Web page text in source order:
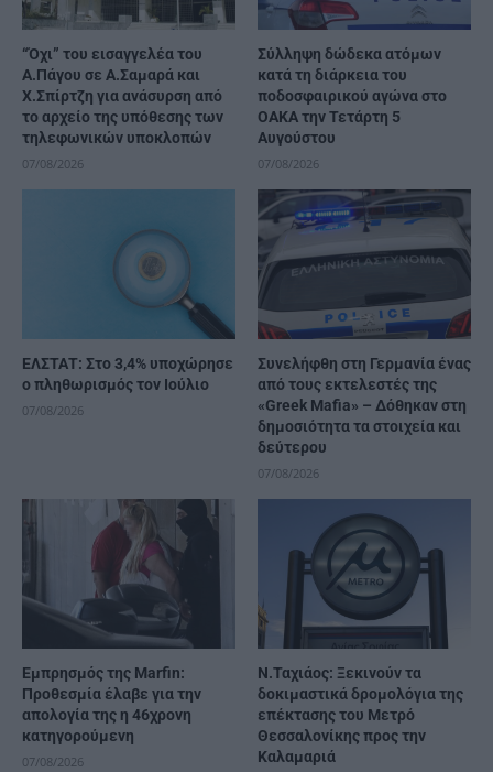
“Όχι” του εισαγγελέα του
Α.Πάγου σε Α.Σαμαρά και
Χ.Σπίρτζη για ανάσυρση από
το αρχείο της υπόθεσης των
τηλεφωνικών υποκλοπών
07/08/2026
Σύλληψη δώδεκα ατόμων
κατά τη διάρκεια του
ποδοσφαιρικού αγώνα στο
ΟΑΚΑ την Τετάρτη 5
Αυγούστου
07/08/2026
ΕΛΣΤΑΤ: Στο 3,4% υποχώρησε
ο πληθωρισμός τον Ιούλιο
07/08/2026
Συνελήφθη στη Γερμανία ένας
από τους εκτελεστές της
«Greek Mafia» – Δόθηκαν στη
δημοσιότητα τα στοιχεία και
δεύτερου
07/08/2026
Εμπρησμός της Marfin:
Προθεσμία έλαβε για την
απολογία της η 46χρονη
κατηγορούμενη
07/08/2026
Ν.Ταχιάος: Ξεκινούν τα
δοκιμαστικά δρομολόγια της
επέκτασης του Μετρό
Θεσσαλονίκης προς την
Καλαμαριά